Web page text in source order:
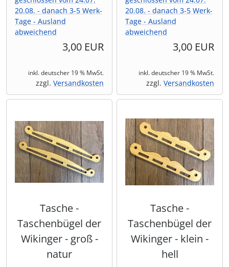
20.08. - danach 3-5 Werk-
Tage - Ausland
abweichend
3,00 EUR
inkl. deutscher 19 % MwSt.
zzgl. Versandkosten
20.08. - danach 3-5 Werk-
Tage - Ausland
abweichend
3,00 EUR
inkl. deutscher 19 % MwSt.
zzgl. Versandkosten
Tasche -
Taschenbügel der
Wikinger - groß -
natur
Tasche -
Taschenbügel der
Wikinger - klein -
hell